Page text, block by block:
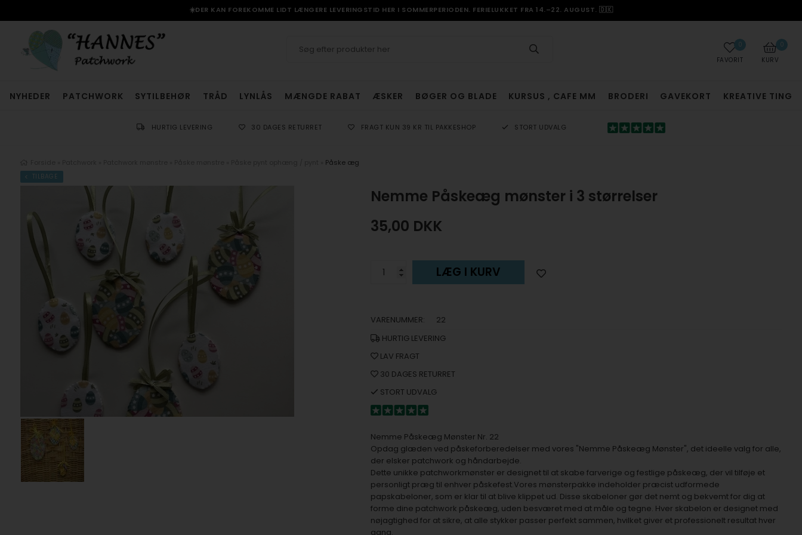
☀️DER KAN FOREKOMME LIDT LÆNGERE LEVERINGSTID HER I SOMMERPERIODEN. FERIELUKKET FRA 14.–22. AUGUST. 🇩🇰
0
KURV
0
FAVORIT
NYHEDER PATCHWORK SYTILBEHØR TRÅD LYNLÅS MÆNGDE RABAT ÆSKER BØGER OG BLADE KURSUS , CAFE MM BRODERI GAVEKORT KREATIVE TING
HURTIG LEVERING 30 DAGES RETURRET FRAGT KUN 39 KR TIL PAKKESHOP STORT UDVALG
Påske æg
TILBAGE
Nemme Påskeæg mønster i 3 størrelser
35,00 DKK
LÆG I KURV
VARENUMMER:
22
HURTIG LEVERING
LAV FRAGT
30 DAGES RETURRET
STORT UDVALG
Nemme Påskeæg Mønster Nr. 22
Opdag glæden ved påskeforberedelser med vores "Nemme Påskeæg Mønster", det ideelle valg for alle,
der elsker patchwork og håndarbejde.
Dette unikke patchworkmønster er designet til at skabe farverige og festlige påskeæg, der vil tilføje et
personligt præg til enhver påskefest.Vores mønsterpakke indeholder præcist udformede
papskabeloner, som er klar til at blive klippet ud. Disse skabeloner gør det nemt og bekvemt for dig at
forme dine patchwork påskeæg, uden besværet med at måle og tegne. Hver skabelon er designet med
nøjagtighed for at sikre, at alle stykker passer perfekt sammen, hvilket giver et professionelt resultat hver
gang.